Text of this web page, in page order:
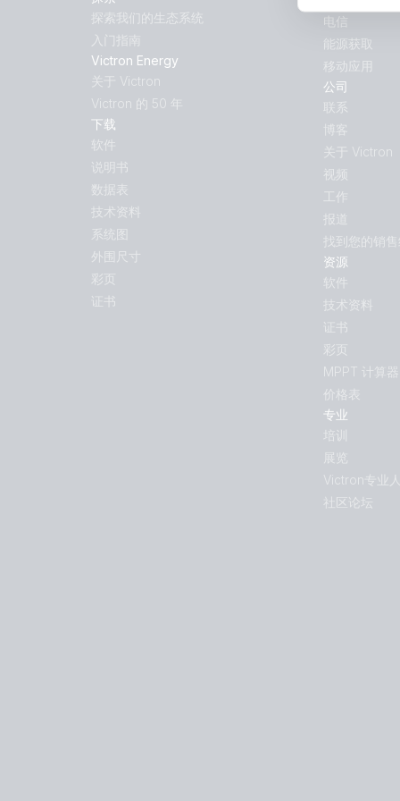
探索我们的生态系统
入门指南
Victron Energy
关于 Victron
Victron 的 50 年
下载
软件
说明书
数据表
技术资料
系统图
外围尺寸
彩页
证书
电信
能源获取
移动应用
公司
联系
博客
关于 Victron
视频
工作
报道
找到您的销
资源
软件
技术资料
证书
彩页
MPPT 计算器
价格表
专业
培训
展览
Victron专业
社区论坛